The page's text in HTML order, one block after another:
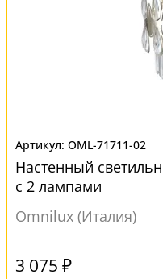
OML-71711-02
Настенный
с 2 лампами
Omnilux (Италия)
3 075 ₽